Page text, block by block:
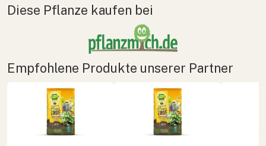
Diese Pflanze kaufen bei
Empfohlene Produkte unserer Partner